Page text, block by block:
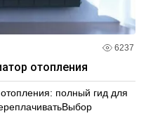
6237
отопления
полный гид для